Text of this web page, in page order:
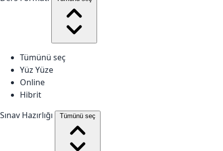
Tümünü seç
Yüz Yüze
Online
Hibrit
Sınav Hazırlığı
Tümünü seç